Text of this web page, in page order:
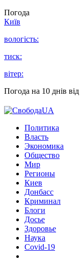
Погода
Київ
вологість:
тиск:
вітер:
Погода на 10 днів від
Политика
Власть
Экономика
Общество
Мир
Регионы
Киев
Донбасс
Криминал
Блоги
Досье
Здоровье
Наука
Covid-19